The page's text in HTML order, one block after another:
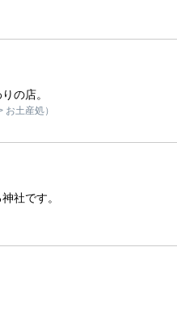
の店。
土産処）
社です。